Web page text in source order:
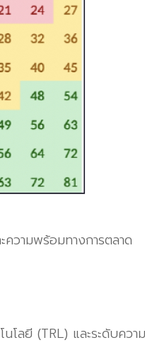
ความพร้อมทางการตลาด
นโลยี(TRL) และระดับคว